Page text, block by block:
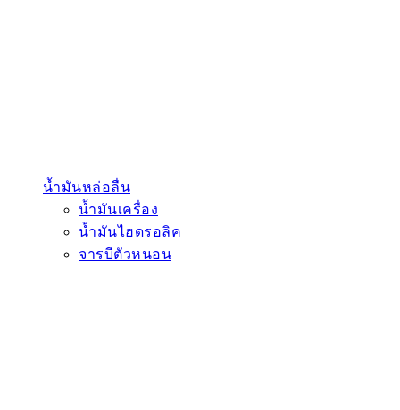
น้ำมันหล่อลื่น
น้ำมันเครื่อง
น้ำมันไฮดรอลิค
จารบีตัวหนอน